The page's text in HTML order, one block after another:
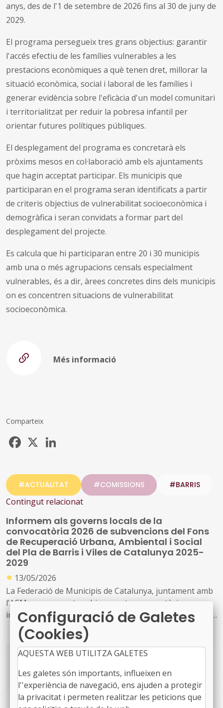
anys, des de l'1 de setembre de 2026 fins al 30 de juny de
2029.
El programa persegueix tres grans objectius: garantir
l'accés efectiu de les famílies vulnerables a les
prestacions econòmiques a què tenen dret, millorar la
situació econòmica, social i laboral de les famílies i
generar evidència sobre l'eficàcia d'un model comunitari
i territorialitzat per reduir la pobresa infantil per
orientar futures polítiques públiques.
El desplegament del programa es concretarà els
pròxims mesos en col·laboració amb els ajuntaments
que hagin acceptat participar. Els municipis que
participaran en el programa seran identificats a partir
de criteris objectius de vulnerabilitat socioeconòmica i
demogràfica i seran convidats a formar part del
desplegament del projecte.
Es calcula que hi participaran entre 20 i 30 municipis
amb una o més agrupacions censals especialment
vulnerables, és a dir, àrees concretes dins dels municipis
on es concentren situacions de vulnerabilitat
socioeconòmica.
Més informació
Comparteix
Facebook
#ACTUALITAT #COMISSIONS #BARRIS
Contingut relacionat
Informem als governs locals de la
convocatòria 2026 de subvencions del Fons
de Recuperació Urbana, Ambiental i Social
del Pla de Barris i Viles de Catalunya 2025-
2029
● 13/05/2026
La Federació de Municipis de Catalunya, juntament amb
l’ACM, van presentar ahir aquesta convocatòria,
informant dels seus objectius i les principals novetats, i
per resoldre dubtes de cara a la possible presentació de
projectes per part de municipis
del vicepresident de la Federació de Municipis de
Catalunya i alcalde de Martorell, Xavier Fonollosa; el
vicepresident de l’Associació Catalana de Municipis i
Configuració de Galetes
(Cookies)
AQUESTA WEB UTILITZA GALETES
Les galetes són importants, influeixen en
l''experiència de navegació, ens ajuden a protegir
la privacitat i permeten realitzar les peticions que